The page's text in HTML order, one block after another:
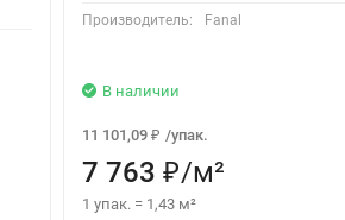
Производитель: Fanal
В наличии
11 101,09 ₽ /упак.
7 763 ₽/м²
1 упак. = 1,43 м²